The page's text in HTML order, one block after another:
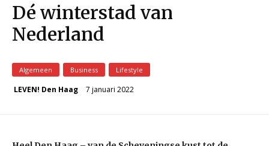
Dé winterstad van
Nederland
Algemeen Business Lifestyle
LEVEN! Den Haag 7 januari 2022